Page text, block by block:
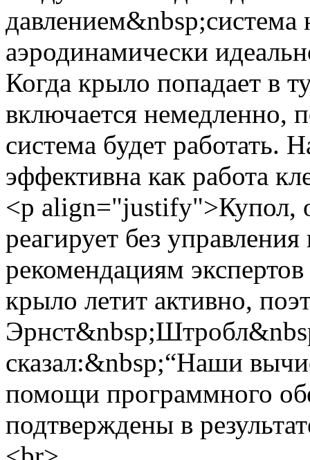
давлением&nbsp;система
аэродинамически
Когда крыло попадает в
включается немедленно,
система будет работать.
эффективна как работа
<p align="justify">Купол,
реагирует без
рекомендациям
крыло летит активно,
сказал:&nbsp;“Наши
помощи программного
подтверждены в